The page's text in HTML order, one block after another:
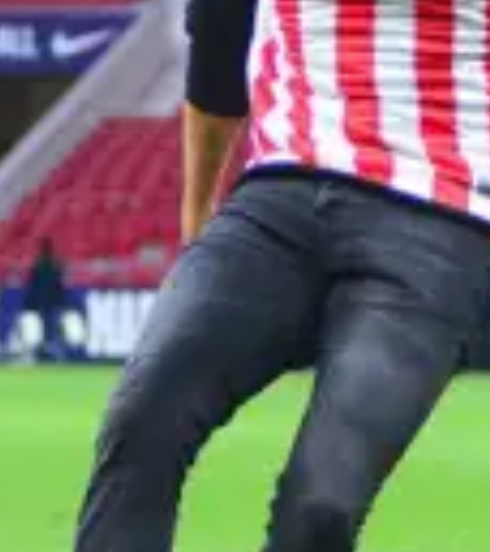
restaurantes
cine